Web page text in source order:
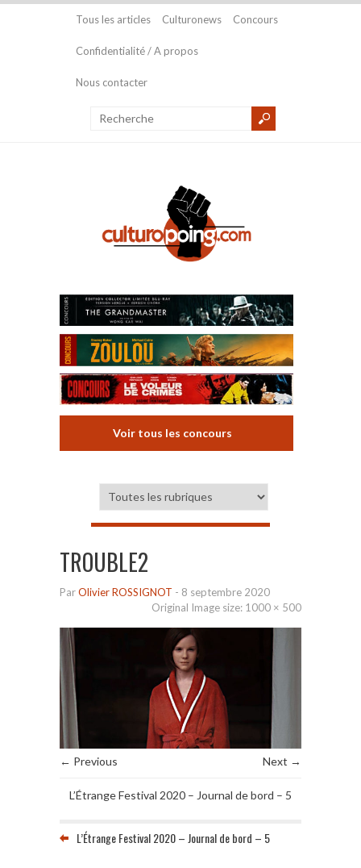
Tous les articles Culturonews Concours
Confidentialité / A propos
Nous contacter
Voir tous les concours
TROUBLE2
ParOlivier ROSSIGNOT - 8 septembre 2020
Original Image size: 1000 × 500
← Previous Next →
L’Étrange Festival 2020 – Journal de bord – 5
L’Étrange Festival 2020 – Journal de bord – 5